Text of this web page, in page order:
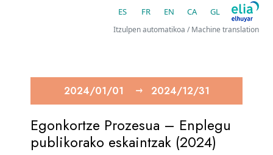
ES FR EN CA GL
Itzulpen automatikoa / Machine translation
2024/01/01 2024/12/31
Egonkortze Prozesua – Enplegu
publikorako eskaintzak (2024)